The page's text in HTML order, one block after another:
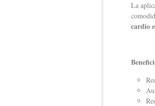
La
cardio